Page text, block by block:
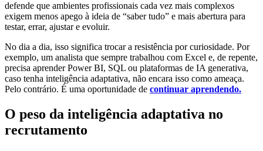
defende que ambientes profissionais cada vez mais complexos
exigem menos apego à ideia de “saber tudo” e mais abertura para
testar, errar, ajustar e evoluir.
No dia a dia, isso significa trocar a resistência por curiosidade. Por
exemplo, um analista que sempre trabalhou com Excel e, de repente,
precisa aprender Power BI, SQL ou plataformas de IA generativa,
caso tenha inteligência adaptativa, não encara isso como ameaça.
Pelo contrário. É uma oportunidade de continuar aprendendo.
O peso da inteligência adaptativa no
recrutamento